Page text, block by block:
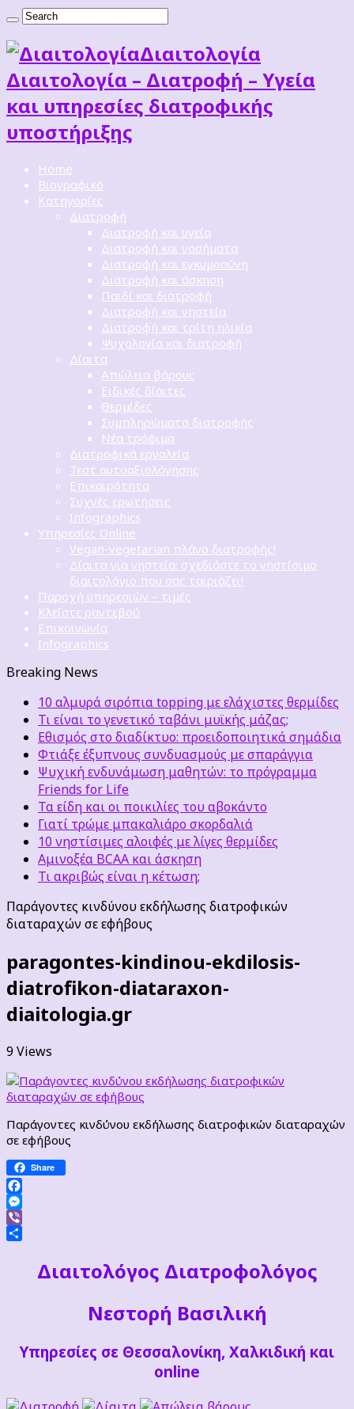
Διαιτoλογία
Διαιτολογία – Διατροφή – Υγεία
και υπηρεσίες διατροφικής
υποστήριξης
Home
Βιογραφικό
Κατηγορίες
Διατροφή
Διατροφή και υγεία
Διατροφή και νοσήματα
Διατροφή και εγκυμοσύνη
Διατροφή και άσκηση
Παιδί και διατροφή
Διατροφή και νηστεία
Διατροφή και τρίτη ηλικία
Ψυχολογία και διατροφή
Δίαιτα
Απώλεια βάρους
Ειδικές δίαιτες
Θερμίδες
Συμπληρώματα διατροφής
Νέα τρόφιμα
Διατροφικά εργαλεία
Τεστ αυτοαξιολόγησης
Επικαιρότητα
Συχνές ερωτήσεις
Infographics
Υπηρεσίες Online
Vegan-vegetarian πλάνο διατροφής!
Δίαιτα για νηστεία: σχεδιάστε το νηστίσιμο
διαιτολόγιο που σας ταιριάζει!
Παροχή υπηρεσιών – τιμές
Κλείστε ραντεβού
Επικοινωνία
Infographics
Breaking News
10 αλμυρά σιρόπια topping με ελάχιστες θερμίδες
Τι είναι το γενετικό ταβάνι μυϊκής μάζας;
Εθισμός στο διαδίκτυο: προειδοποιητικά σημάδια
Φτιάξε έξυπνους συνδυασμούς με σπαράγγια
Ψυχική ενδυνάμωση μαθητών: το πρόγραμμα
Friends for Life
Τα είδη και οι ποικιλίες του αβοκάντο
Γιατί τρώμε μπακαλιάρο σκορδαλιά
10 νηστίσιμες αλοιφές με λίγες θερμίδες
Αμινοξέα BCAA και άσκηση
Τι ακριβώς είναι η κέτωση;
Παράγοντες κινδύνου εκδήλωσης διατροφικών
διαταραχών σε εφήβους
paragontes-kindinou-ekdilosis-
diatrofikon-diataraxon-
diaitologia.gr
9 Views
Παράγοντες κινδύνου εκδήλωσης διατροφικών διαταραχών
σε εφήβους
Share
Facebook
Messenger
Viber
Διαιτoλόγος Διατροφολόγος
Νεστορή Βασιλική
Υπηρεσίες σε Θεσσαλονίκη, Χαλκιδική και
online